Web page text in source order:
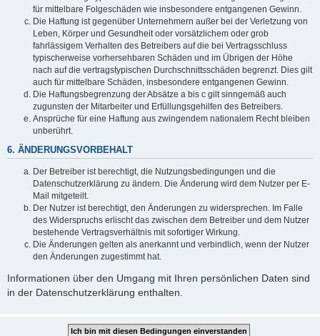
für mittelbare Folgeschäden wie insbesondere entgangenen Gewinn.
Die Haftung ist gegenüber Unternehmern außer bei der Verletzung von
Leben, Körper und Gesundheit oder vorsätzlichem oder grob
fahrlässigem Verhalten des Betreibers auf die bei Vertragsschluss
typischerweise vorhersehbaren Schäden und im Übrigen der Höhe
nach auf die vertragstypischen Durchschnittsschäden begrenzt. Dies gilt
auch für mittelbare Schäden, insbesondere entgangenen Gewinn.
Die Haftungsbegrenzung der Absätze a bis c gilt sinngemäß auch
zugunsten der Mitarbeiter und Erfüllungsgehilfen des Betreibers.
Ansprüche für eine Haftung aus zwingendem nationalem Recht bleiben
unberührt.
6. ÄNDERUNGSVORBEHALT
Der Betreiber ist berechtigt, die Nutzungsbedingungen und die
Datenschutzerklärung zu ändern. Die Änderung wird dem Nutzer per E-
Mail mitgeteilt.
Der Nutzer ist berechtigt, den Änderungen zu widersprechen. Im Falle
des Widerspruchs erlischt das zwischen dem Betreiber und dem Nutzer
bestehende Vertragsverhältnis mit sofortiger Wirkung.
Die Änderungen gelten als anerkannt und verbindlich, wenn der Nutzer
den Änderungen zugestimmt hat.
Informationen über den Umgang mit Ihren persönlichen Daten sind
in der Datenschutzerklärung enthalten.